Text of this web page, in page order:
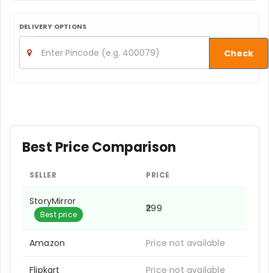
DELIVERY OPTIONS
Check
Best Price Comparison
SELLER PRICE
StoryMirror
Best price
₹299
Amazon Price not available
Flipkart Price not available